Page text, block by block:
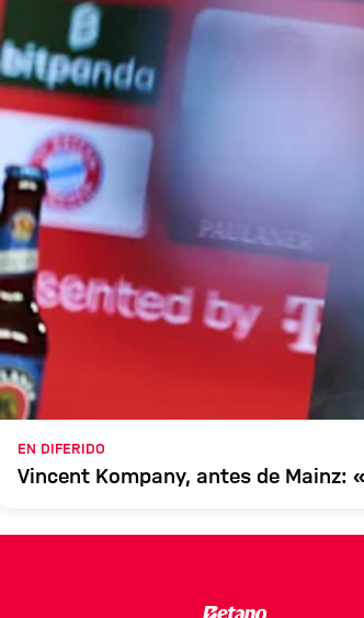
EN DIFERIDO
Vincent Kompany, antes de Mainz: